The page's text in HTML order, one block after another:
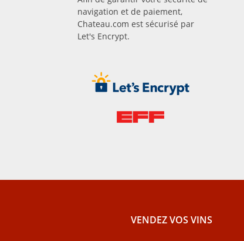
navigation et de paiement,
Chateau.com est sécurisé par
Let's Encrypt.
VENDEZ VOS VINS